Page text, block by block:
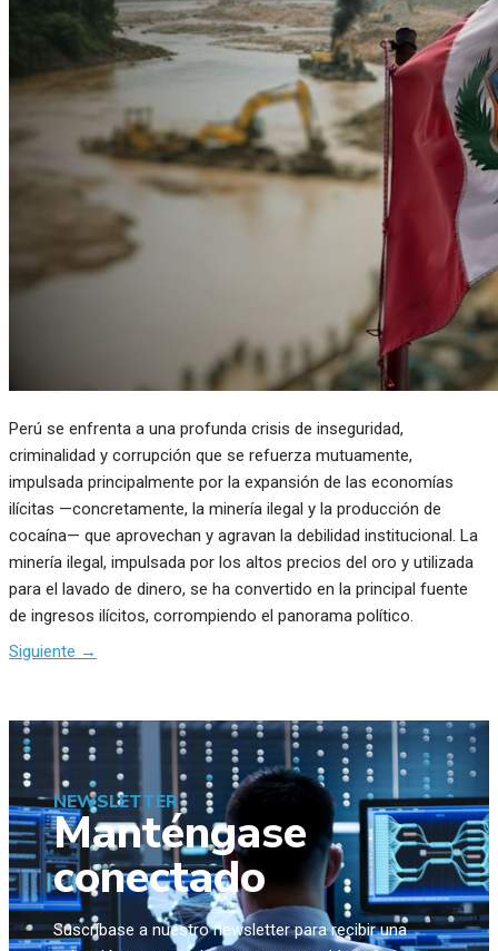
Perú se enfrenta a una profunda crisis de inseguridad,
criminalidad y corrupción que se refuerza mutuamente,
impulsada principalmente por la expansión de las economías
ilícitas —concretamente, la minería ilegal y la producción de
cocaína— que aprovechan y agravan la debilidad institucional. La
minería ilegal, impulsada por los altos precios del oro y utilizada
para el lavado de dinero, se ha convertido en la principal fuente
de ingresos ilícitos, corrompiendo el panorama político.
Siguiente →
NEWSLETTER
Manténgase
conectado
Suscríbase a nuestro newsletter para recibir una